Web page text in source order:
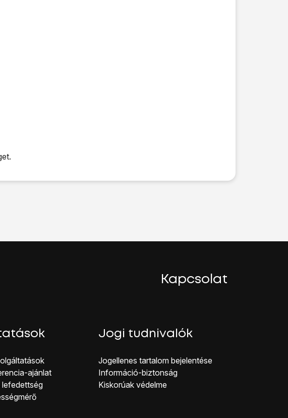
Kapcsolat
ajánlat
lefedettség
Jogi tudnivalók
Jogellenes ta rtalom bejelentése
Inf ormáció-biztonság
Kiskorúak véd elme